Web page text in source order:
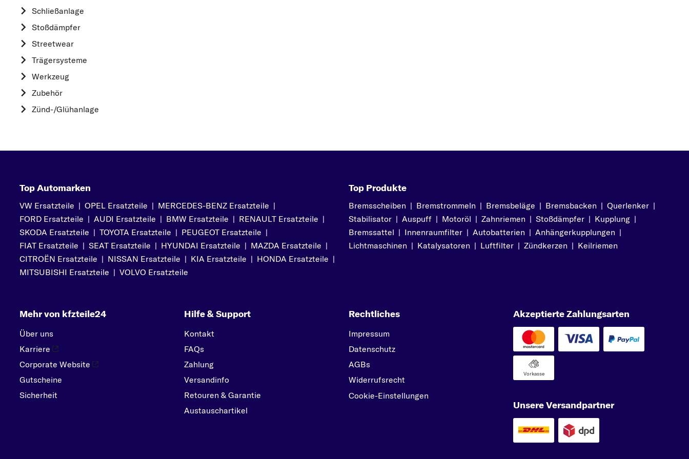
Schließanlage
Stoßdämpfer
Streetwear
Trägersysteme
Werkzeug
Zubehör
Zünd-/Glühanlage
OPEL
PEUGEOT
PORSCHE
R
SKODA
SMART
SUBARU
SUZUKI
TOYOTA
Top Automarken
VW Ersatzteile | OPEL Ersatzteile | MERCEDES-BENZ Ersatzteile |
FORD Ersatzteile | AUDI Ersatzteile | BMW Ersatzteile | RENAULT Ersatzteile |
SKODA Ersatzteile | TOYOTA Ersatzteile | PEUGEOT Ersatzteile |
FIAT Ersatzteile | SEAT Ersatzteile | HYUNDAI Ersatzteile | MAZDA Ersatzteile |
CITROËN Ersatzteile | NISSAN Ersatzteile | KIA Ersatzteile | HONDA Ersatzteile |
MITSUBISHI Ersatzteile | VOLVO Ersatzteile
Top Produkte
Bremsscheiben | Bremstrommeln | Bremsbeläge | Bremsbacken | Querlenker |
Stabilisator | Auspuff | Motoröl | Zahnriemen | Stoßdämpfer | Kupplung |
Bremssattel | Innenraumfilter | Autobatterien | Anhängerkupplungen |
Lichtmaschinen | Katalysatoren | Luftfilter | Zündkerzen | Keilriemen
Mehr von kfzteile24
Über uns
Karriere
Corporate Website
Gutscheine
Sicherheit
Hilfe & Support
Kontakt
FAQs
Zahlung
Versandinfo
Retouren & Garantie
Austauschartikel
Rechtliches
Impressum
Datenschutz
AGBs
Widerrufsrecht
Cookie-Einstellungen
Akzeptierte Zahlungsarten
Vorkasse
Unsere Versandpartner